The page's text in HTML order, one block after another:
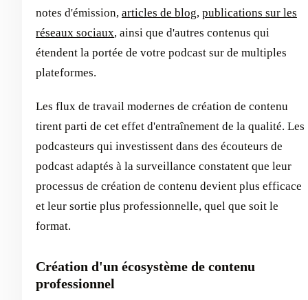
notes d'émission, articles de blog, publications sur les
réseaux sociaux, ainsi que d'autres contenus qui
étendent la portée de votre podcast sur de multiples
plateformes.
Les flux de travail modernes de création de contenu
tirent parti de cet effet d'entraînement de la qualité. Les
podcasteurs qui investissent dans des écouteurs de
podcast adaptés à la surveillance constatent que leur
processus de création de contenu devient plus efficace
et leur sortie plus professionnelle, quel que soit le
format.
Création d'un écosystème de contenu
professionnel